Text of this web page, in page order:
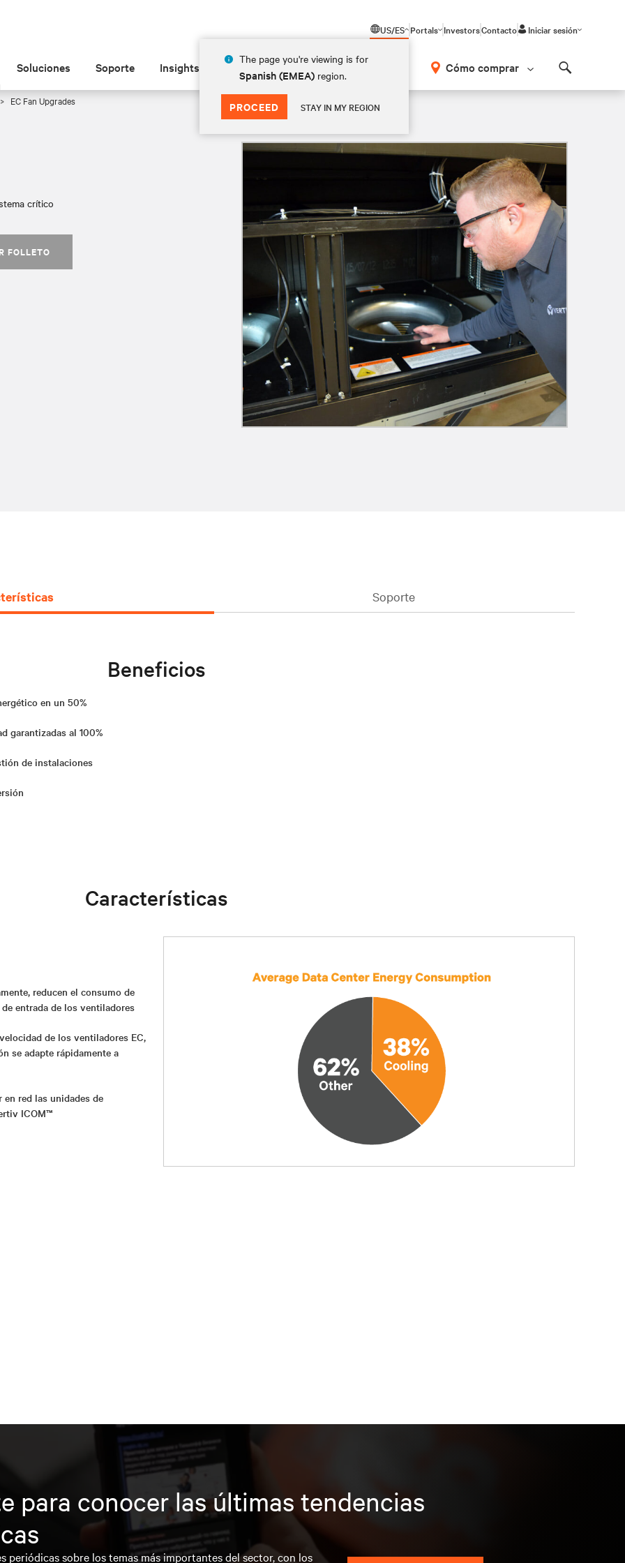
US/ES
The page you're viewing is for
Spanish (EMEA) region.
PROCEED STAY IN MY REGION
Portals InvestorsContacto Iniciar sesión
Soluciones Soporte Insights Acerca de las Cómo comprar
EC Fan Upgrades
crítico
FOLLETO
Soporte
Beneficios
en un 50%
garantizadas al 100%
de instalaciones
Características
reducen el consumo de
entrada de los ventiladores
de los ventiladores EC,
se adapte rápidamente a
red las unidades de
ICOM™
para conocer las últimas tendencias
periódicas sobre los temas más importantes del sector, con los